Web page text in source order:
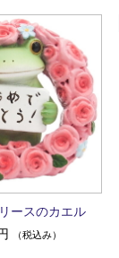
ースのカエル
（税込み）